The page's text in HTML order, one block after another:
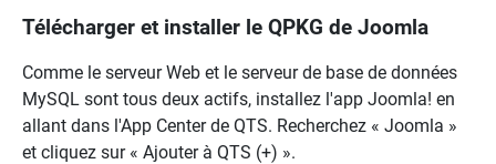
Télécharger et installer le QPKG de Joomla
Comme le serveur Web et le serveur de base de données
MySQL sont tous deux actifs, installez l'app Joomla! en
allant dans l'App Center de QTS. Recherchez « Joomla »
et cliquez sur « Ajouter à QTS (+) ».